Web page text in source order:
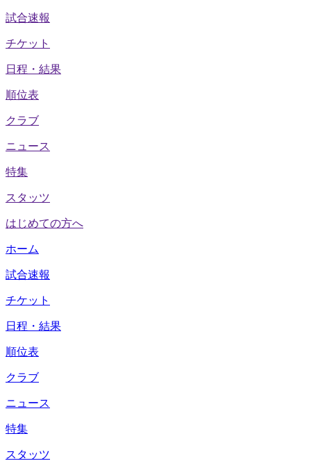
試合速報
チケット
日程・結果
順位表
クラブ
ニュース
特集
スタッツ
はじめての方へ
ホーム
試合速報
チケット
日程・結果
順位表
クラブ
ニュース
特集
スタッツ